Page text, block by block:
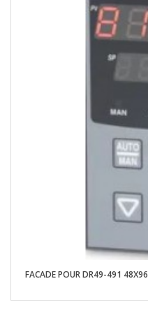
FACADE POUR DR49-491 48X96